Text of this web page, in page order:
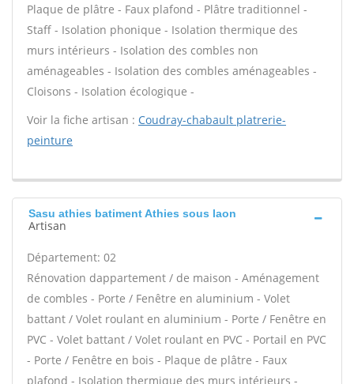
Plaque de plâtre - Faux plafond - Plâtre traditionnel -
Staff - Isolation phonique - Isolation thermique des
murs intérieurs - Isolation des combles non
aménageables - Isolation des combles aménageables -
Cloisons - Isolation écologique -
Voir la fiche artisan : Coudray-chabault platrerie-
peinture
Sasu athies batiment Athies sous laon
Artisan
Département: 02
Rénovation dappartement / de maison - Aménagement
de combles - Porte / Fenêtre en aluminium - Volet
battant / Volet roulant en aluminium - Porte / Fenêtre en
PVC - Volet battant / Volet roulant en PVC - Portail en PVC
- Porte / Fenêtre en bois - Plaque de plâtre - Faux
plafond - Isolation thermique des murs intérieurs -